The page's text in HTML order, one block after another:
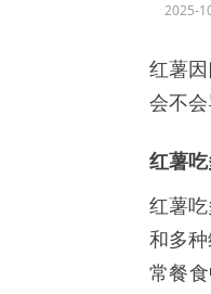
2025-
红薯
会不
红薯
红薯
和多
常餐